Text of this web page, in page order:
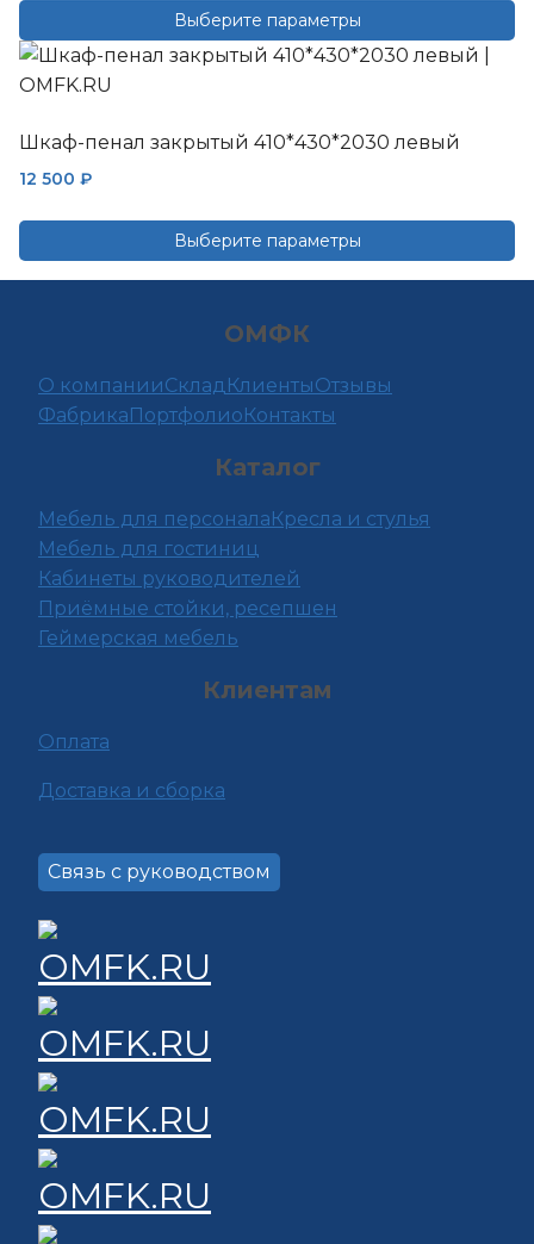
на
странице
Выберите параметры
Этот
товар
несколько
вариаций.
можно
выбрать
Шкаф-пенал закрытый 410*430*2030 левый
12 500 ₽
Выберите параметры
вариаций.
Опции
на
странице
товара.
ОМФК
О компанииСклад КлиентыОтзывы
ФабрикаПортфолиоКонтакты
Каталог
Мебель для персоналаКресла и стулья
Мебель для гостиниц
Кабинеты руководителей
Приёмные стойки, ресепшен
Геймерская мебель
Клиентам
Оплата
Доставка и сборка
Связь с руководством